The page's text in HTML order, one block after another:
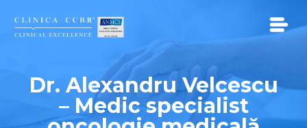
SERVICII
BENEFICII
Dr. Alexandru Velcescu
– Medic specialist